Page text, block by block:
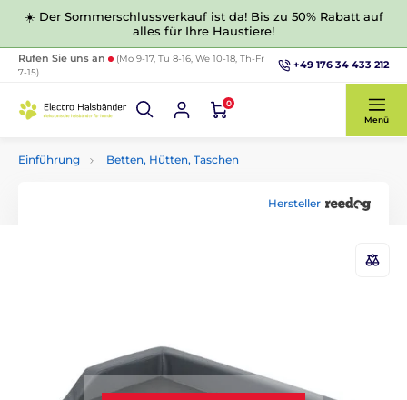
☀️ Der Sommerschlussverkauf ist da! Bis zu 50% Rabatt auf
alles für Ihre Haustiere!
Rufen Sie uns an
(Mo 9-17, Tu 8-16, We 10-18, Th-Fr
7-15)
+49 176 34 433 212
0
Menü
Einführung Betten, Hütten, Taschen
Hersteller